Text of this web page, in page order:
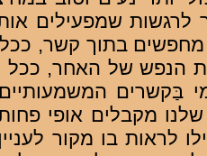
לרגשות שמפעילים
מחפשים בתוך קשר,
הנפש של האחר, ככל
בַּקשרים
מקבלים אופי
לראות בו מקור